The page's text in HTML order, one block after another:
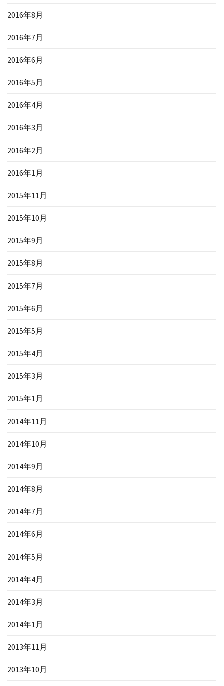
2016年8月
2016年7月
2016年6月
2016年5月
2016年4月
2016年3月
2016年2月
2016年1月
2015年11月
2015年10月
2015年9月
2015年8月
2015年7月
2015年6月
2015年5月
2015年4月
2015年3月
2015年1月
2014年11月
2014年10月
2014年9月
2014年8月
2014年7月
2014年6月
2014年5月
2014年4月
2014年3月
2014年1月
2013年11月
2013年10月